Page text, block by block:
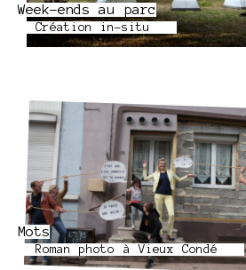
Week-ends au parc
Création in-situ
Mots
Roman photo à Vieux Condé